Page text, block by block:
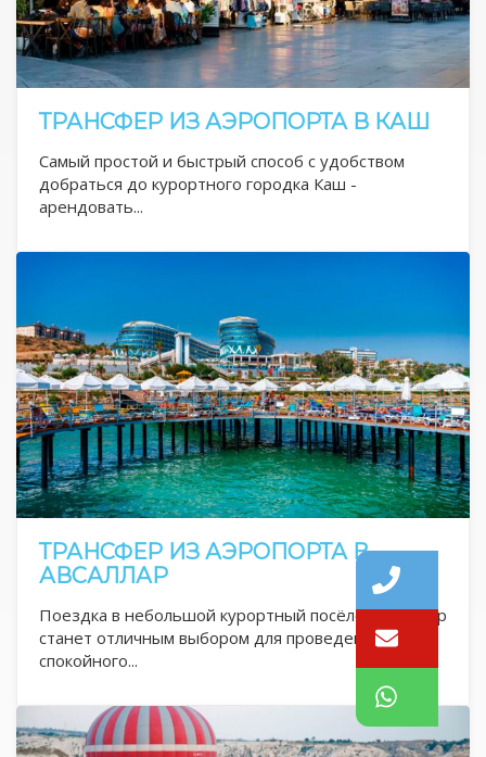
ТРАНСФЕР ИЗ АЭРОПОРТА В КАШ
Самый простой и быстрый способ с удобством
добраться до курортного городка Каш -
арендовать...
ТРАНСФЕР ИЗ АЭРОПОРТА В
АВСАЛЛАР
Поездка в небольшой курортный посёлок Авсаллар
станет отличным выбором для проведения
спокойного...